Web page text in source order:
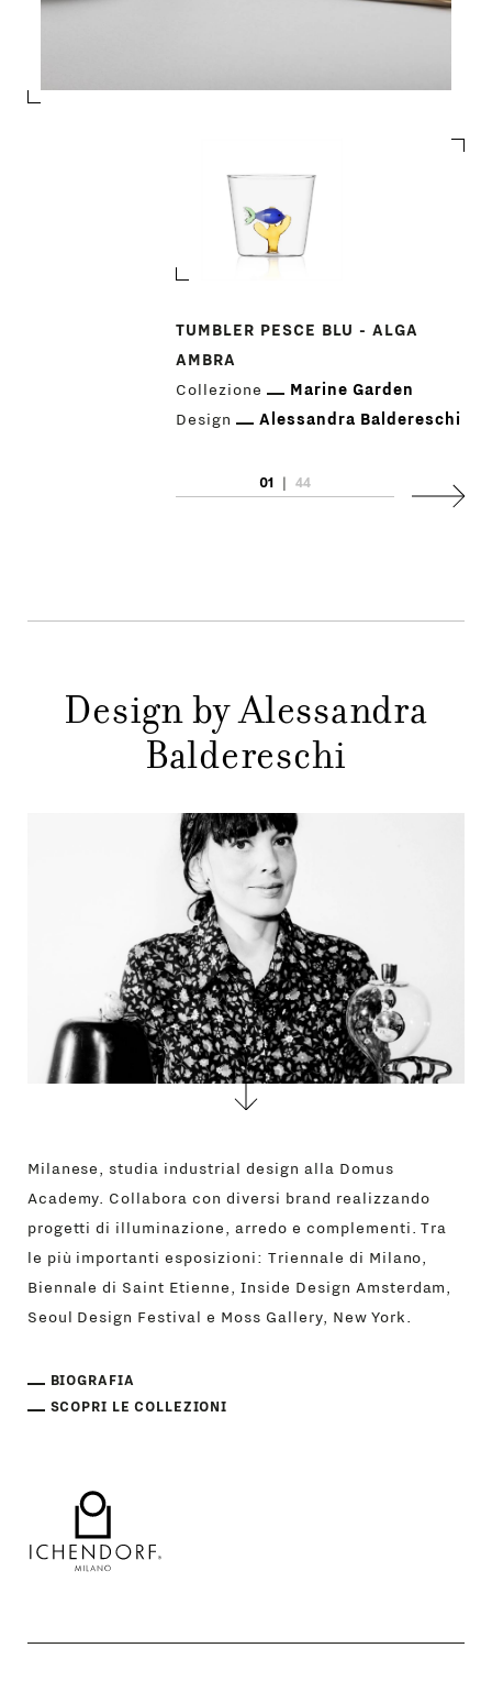
PRODOTTI
DESIGNER
NEWS
AZIENDA
TUMBLER PESCE BLU - ALGA
AMBRA
Collezione
Marine Garden
Design
Alessandra Baldereschi
01 | 44
Design by Alessandra
Baldereschi
Milanese, studia industrial design alla Domus
Academy. Collabora con diversi brand realizzando
progetti di illuminazione, arredo e complementi. Tra
le più importanti esposizioni: Triennale di Milano,
Biennale di Saint Etienne, Inside Design Amsterdam,
Seoul Design Festival e Moss Gallery, New York.
BIOGRAFIA
SCOPRI LE COLLEZIONI